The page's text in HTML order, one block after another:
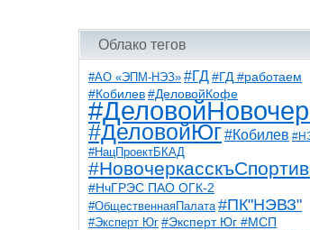
Облако тегов
#АО «ЭПМ-НЭЗ» #ГД #ГД #работаем
#Кобилев #ДеловойКофе
#ДеловойЮг#Кобилев
#НацПроектБКАД
#НчГРЭС ПАО ОГК-2
#ОбщественнаяПалата #ПК"НЭВЗ"
#Эксперт Юг #Эксперт Юг #МСП